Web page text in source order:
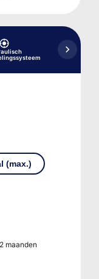
(max.)
maanden